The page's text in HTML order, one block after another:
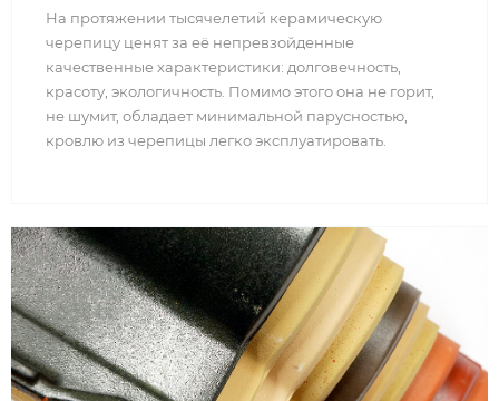
На протяжении тысячелетий керамическую
черепицу ценят за её непревзойденные
качественные характеристики: долговечность,
красоту, экологичность. Помимо этого она не горит,
не шумит, обладает минимальной парусностью,
кровлю из черепицы легко эксплуатировать.